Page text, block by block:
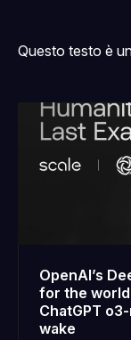
Questo testo è
OpenAI’s
for the
ChatGPT
wake